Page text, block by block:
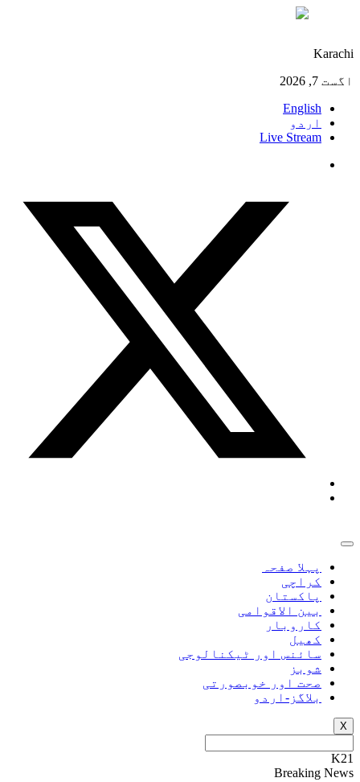
Karachi
اگست 7, 2026
English
اردو
Live Stream
پہلا صفحہ
کراچی
پاکستان
بین الاقوامی
کاروبار
کھیل
سائنس اور ٹیکنالوجی
شوبز
صحت اور خوبصورتی
بلاگز-اردو
X
K21
Breaking News